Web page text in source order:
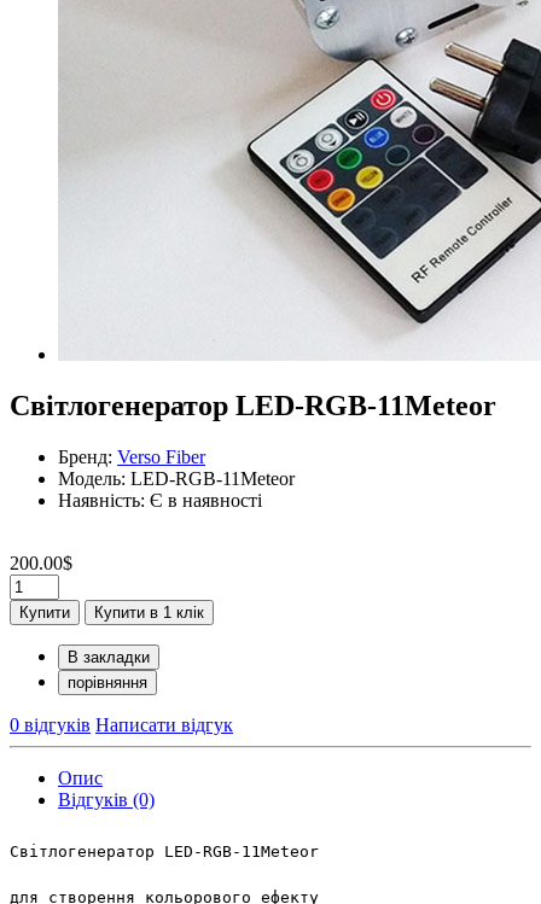
Світлогенератор LED-RGB-11Meteor
Бренд: Verso Fiber
Модель: LED-RGB-11Meteor
Наявність: Є в наявності
200.00$
Купити Купити в 1 клік
В закладки
порівняння
0 відгуків Написати відгук
Опис
Відгуків (0)
Світлогенератор LED-RGB-11Meteor
для створення кольорового ефекту